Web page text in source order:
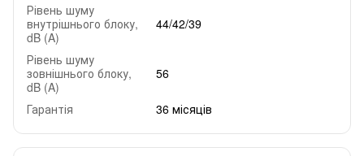
Рівень шуму
внутрішнього блоку,
dB (A)
44/42/39
Рівень шуму
зовнішнього блоку,
dB (A)
56
Гарантія 36 місяців